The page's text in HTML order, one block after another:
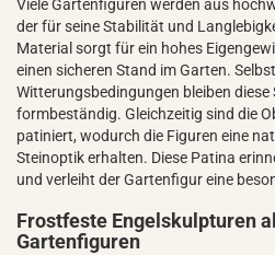
Viele Gartenfiguren werden aus
der für seine Stabilität und
Material sorgt für ein hohes
einen sicheren Stand im Garten.
Witterungsbedingungen bleiben
formbeständig. Gleichzeitig sind die
patiniert, wodurch die Figuren eine
Steinoptik erhalten. Diese Patina
und verleiht der Gartenfigur eine
Frostfeste Engelskulpturen
Gartenfiguren